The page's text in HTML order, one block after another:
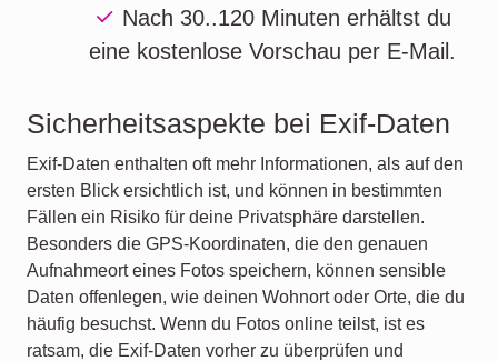
Nach 30..120 Minuten erhältst du
eine kostenlose Vorschau per E-Mail.
Sicherheitsaspekte bei Exif-Daten
Exif-Daten enthalten oft mehr Informationen, als auf den
ersten Blick ersichtlich ist, und können in bestimmten
Fällen ein Risiko für deine Privatsphäre darstellen.
Besonders die GPS-Koordinaten, die den genauen
Aufnahmeort eines Fotos speichern, können sensible
Daten offenlegen, wie deinen Wohnort oder Orte, die du
häufig besuchst. Wenn du Fotos online teilst, ist es
ratsam, die Exif-Daten vorher zu überprüfen und